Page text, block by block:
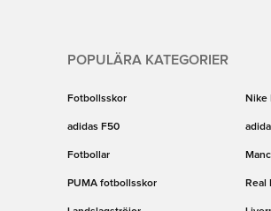
POPULÄRA KATEGORIER
Fotbollsskor Nike
adidas F50
Fotbollar
PUMA fotbollsskor Real